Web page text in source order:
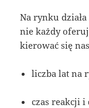
Na rynku
nie każdy
kierować się
liczba lat na
czas reakcji i